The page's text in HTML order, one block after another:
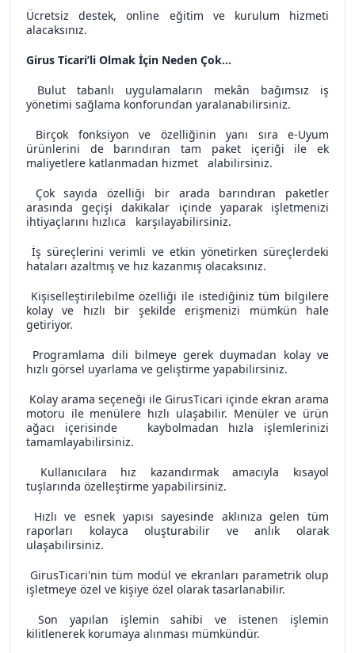
Ücretsiz destek, online eğitim ve kurulum hizmeti
alacaksınız.
Girus Ticari’li Olmak İçin Neden Çok…
Bulut tabanlı uygulamaların mekân bağımsız iş
yönetimi sağlama konforundan yaralanabilirsiniz.
Birçok fonksiyon ve özelliğinin yanı sıra e-Uyum
ürünlerini de barındıran tam paket içeriği ile ek
maliyetlere katlanmadan hizmet alabilirsiniz.
Çok sayıda özelliği bir arada barındıran paketler
arasında geçişi dakikalar içinde yaparak işletmenizi
ihtiyaçlarını hızlıca karşılayabilirsiniz.
İş süreçlerini verimli ve etkin yönetirken süreçlerdeki
hataları azaltmış ve hız kazanmış olacaksınız.
Kişiselleştirilebilme özelliği ile istediğiniz tüm bilgilere
kolay ve hızlı bir şekilde erişmenizi mümkün hale
getiriyor.
Programlama dili bilmeye gerek duymadan kolay ve
hızlı görsel uyarlama ve geliştirme yapabilirsiniz.
Kolay arama seçeneği ile GirusTicari içinde ekran arama
motoru ile menülere hızlı ulaşabilir. Menüler ve ürün
ağacı içerisinde kaybolmadan hızla işlemlerinizi
tamamlayabilirsiniz.
Kullanıcılara hız kazandırmak amacıyla kısayol
tuşlarında özelleştirme yapabilirsiniz.
Hızlı ve esnek yapısı sayesinde aklınıza gelen tüm
raporları kolayca oluşturabilir ve anlık olarak
ulaşabilirsiniz.
GirusTicari'nin tüm modül ve ekranları parametrik olup
işletmeye özel ve kişiye özel olarak tasarlanabilir.
Son yapılan işlemin sahibi ve istenen işlemin
kilitlenerek korumaya alınması mümkündür.